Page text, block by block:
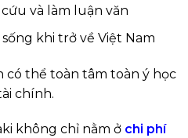
và làm luận văn
khi trở về Việt Nam
có thể toàn tâm toàn ý học
chính.
không chỉ nằm ở chi phí